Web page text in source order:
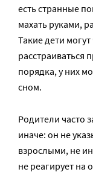
есть странные
махать руками,
Такие дети
порядка, у них
сном.
Родители часто
иначе: он не
взрослыми, не
не реагирует на